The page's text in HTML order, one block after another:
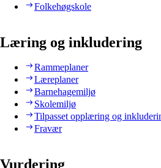
Folkehøgskole
Læring og inkludering
Rammeplaner
Læreplaner
Barnehagemiljø
Skolemiljø
Tilpasset opplæring og
Fravær
Vurdering